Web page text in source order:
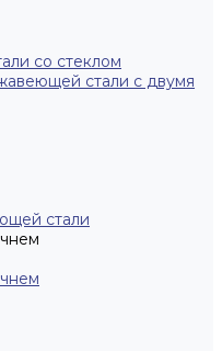
со стеклом
стали с двумя
стали